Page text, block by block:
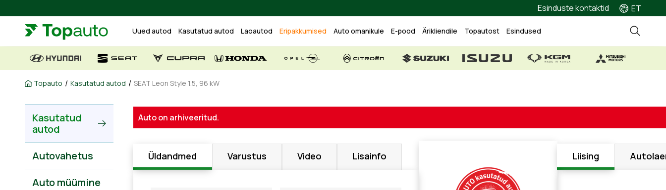
Esinduste kontaktid ET
Uued autod Kasutatud autod Laoautod Eripakkumised Auto omanikule E-pood Ärikliendile Topautost Esindused
Topauto / Kasutatud autod / SEAT Leon Style 1.5, 96 kW
Kasutatud
autod
Autovahetus
Auto müümine
Auto on arhiveeritud.
Üldandmed Varustus Video Lisainfo Liising